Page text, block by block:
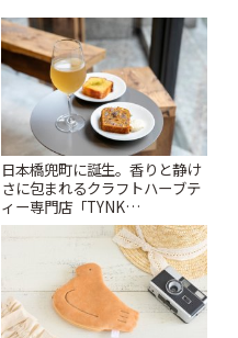
りっぷ
日本橋兜町に誕生。香りと静け
さに包まれるクラフトハーブテ
ィー専門店「TYNK
Kabutocho」 | ことりっぷ